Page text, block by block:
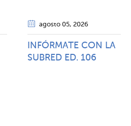
agosto 05, 2026
INFÓRMATE CON LA
SUBRED ED. 106